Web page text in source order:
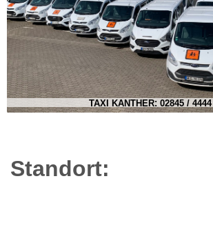
TAXI KANTHER: 02845 / 4444
Standort: